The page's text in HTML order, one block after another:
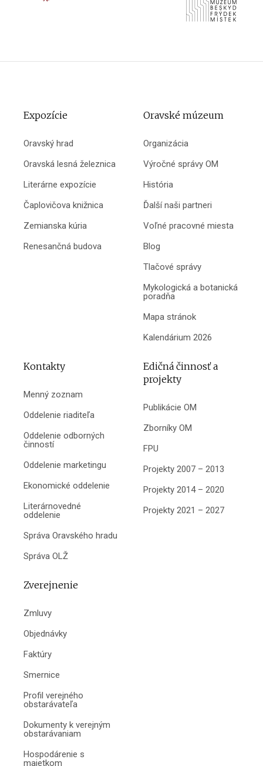
Expozície
Oravský hrad
Oravská lesná železnica
Literárne expozície
Čaplovičova knižnica
Zemianska kúria
Renesančná budova
Oravské múzeum
Organizácia
Výročné správy OM
História
Ďalší naši partneri
Voľné pracovné miesta
Blog
Tlačové správy
Mykologická a botanická
poradňa
Mapa stránok
Kalendárium 2026
Kontakty
Menný zoznam
Oddelenie riaditeľa
Oddelenie odborných
činností
Oddelenie marketingu
Ekonomické oddelenie
Literárnovedné
oddelenie
Správa Oravského hradu
Správa OLŽ
Edičná činnosť a
projekty
Publikácie OM
Zborníky OM
FPU
Projekty 2007 – 2013
Projekty 2014 – 2020
Projekty 2021 – 2027
Zverejnenie
Zmluvy
Objednávky
Faktúry
Smernice
Profil verejného
obstarávateľa
Dokumenty k verejným
obstarávaniam
Hospodárenie s
majetkom